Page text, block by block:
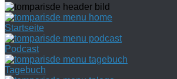
Startseite
Podcast
Tagebuch